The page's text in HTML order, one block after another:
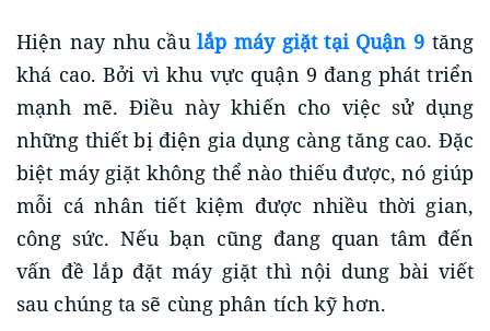
Hiện nay nhu cầulắp máy giặt tại Quận 9 tăng
khá cao. Bởi vì khu vực quận 9 đang phát triển
mạnh mẽ. Điều này khiến cho việc sử dụng
những thiết bị điện gia dụng càng tăng cao. Đặc
biệt máy giặt không thể nào thiếu được, nó giúp
mỗi cá nhân tiết kiệm được nhiều thời gian,
công sức. Nếu bạn cũng đang quan tâm đến
vấn đề lắp đặt máy giặt thì nội dung bài viết
sau chúng ta sẽ cùng phân tích kỹ hơn.